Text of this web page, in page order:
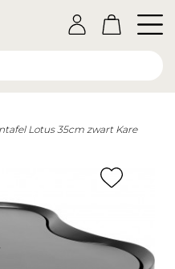
Lotus 35cm zwart Kare